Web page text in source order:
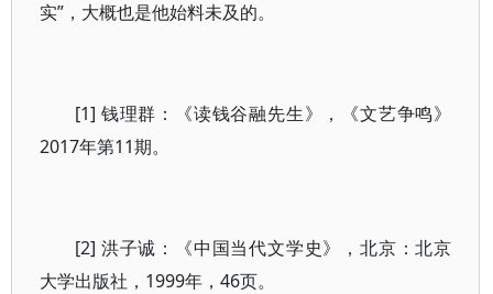
实”，大概也是他始料未及的。
[1] 钱理群：《读钱谷融先生》，《文艺争鸣》
2017年第11期。
[2] 洪子诚：《中国当代文学史》，北京：北京
大学出版社，1999年，46页。